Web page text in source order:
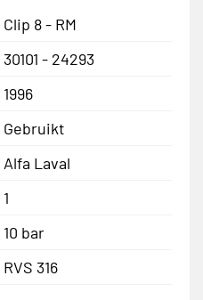
Clip 8 - RM
30101 - 24293
1996
Gebruikt
Alfa Laval
1
10 bar
RVS 316